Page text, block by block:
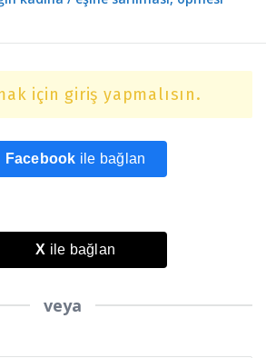
için giriş yapmalısın.
Facebook ile bağlan
X ile bağlan
veya